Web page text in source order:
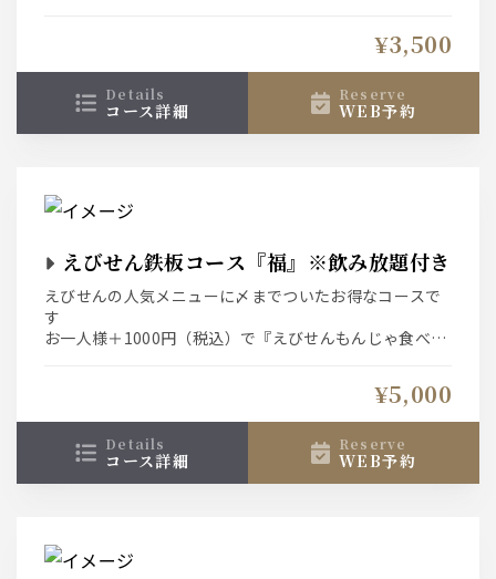
¥3,500
details
コース詳細
reserve
WEB予約
えびせん鉄板コース『福』※飲み放題付き
えびせんの人気メニューに〆までついたお得なコースで
す
お一人様＋1000円（税込）で『えびせんもんじゃ食べ放
¥5,000
details
コース詳細
reserve
WEB予約